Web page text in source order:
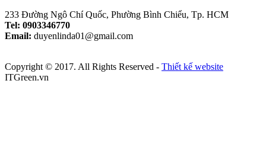
233 Đường Ngô Chí Quốc, Phường Bình Chiểu, Tp. HCM
Tel: 0903346770
Email: duyenlinda01@gmail.com
Copyright © 2017. All Rights Reserved - Thiết kế website
ITGreen.vn